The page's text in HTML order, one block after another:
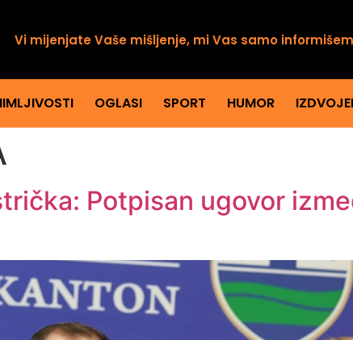
Vi mijenjate Vaše mišljenje, mi Vas samo
OGLASI SPORT HUMOR
Potpisan ugovor